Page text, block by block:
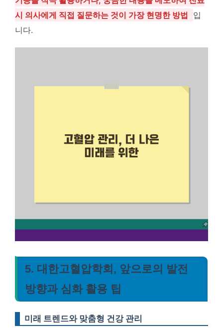
시 의사에게 직접 질문하는 것이 가장 현명한 방법
입
니다.
5. 대한고혈압학회, 앞으로의 발전
방향과 심화 활용 팁
미래 트렌드와 맞춤형 건강 관리